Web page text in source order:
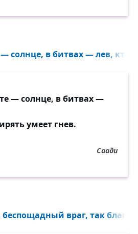
солнце, в битвах — лев, кто
— солнце, в битвах —
умеет гнев.
Саади
враг, так